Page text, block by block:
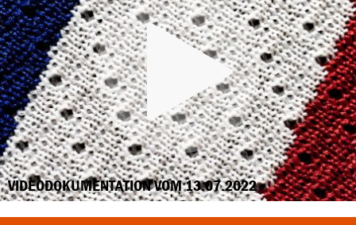
VIDEODOKUMENTATION VOM 13.07.2022